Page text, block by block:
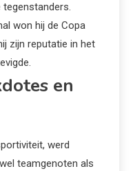
won hij de Copa
zijn reputatie in het
en
werd
teamgenoten als